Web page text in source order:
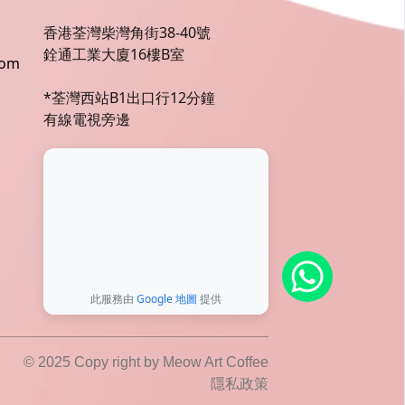
香港荃灣柴灣角街38-40號
銓通工業大廈16樓B室
*荃灣西站B1出口行12分鐘
有線電視旁邊
此服務由Google 地圖 提供
© 2025 Copy right by Meow Art Coffee
隱私政策